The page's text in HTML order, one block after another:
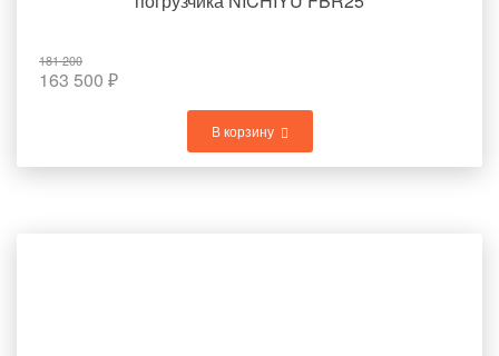
181 200
163 500 ₽
В корзину